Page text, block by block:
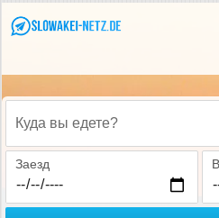
Куда вы едете?
Заезд